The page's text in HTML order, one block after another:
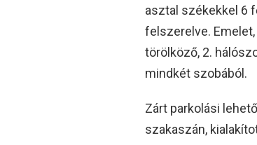
asztal székekkel 6
felszerelve.
törölköző, 2.
mindkét szobából.
Zárt parkolási
szakaszán,